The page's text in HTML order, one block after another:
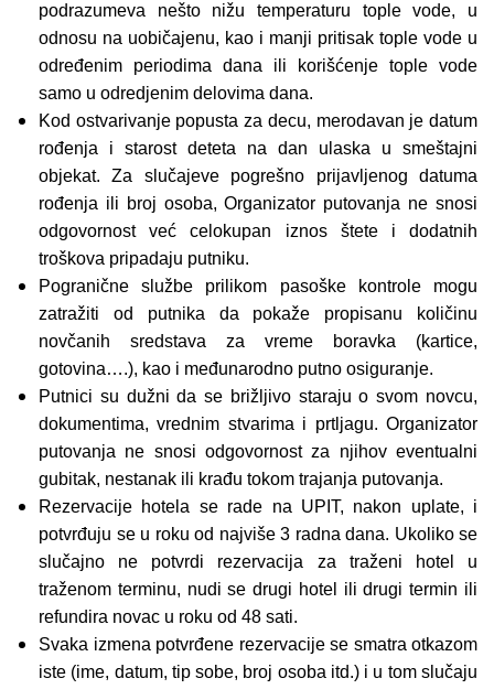
podrazumeva nešto nižu temperaturu tople vode, u
odnosu na uobičajenu, kao i manji pritisak tople vode u
određenim periodima dana ili korišćenje tople vode
samo u odredjenim delovima dana.
Kod ostvarivanje popusta za decu, merodavan je datum
rođenja i starost deteta na dan ulaska u smeštajni
objekat. Za slučajeve pogrešno prijavljenog datuma
rođenja ili broj osoba, Organizator putovanja ne snosi
odgovornost već celokupan iznos štete i dodatnih
troškova pripadaju putniku.
Pogranične službe prilikom pasoške kontrole mogu
zatražiti od putnika da pokaže propisanu količinu
novčanih sredstava za vreme boravka (kartice,
gotovina….), kao i međunarodno putno osiguranje.
Putnici su dužni da se brižljivo staraju o svom novcu,
dokumentima, vrednim stvarima i prtljagu. Organizator
putovanja ne snosi odgovornost za njihov eventualni
gubitak, nestanak ili krađu tokom trajanja putovanja.
Rezervacije hotela se rade na UPIT, nakon uplate, i
potvrđuju se u roku od najviše 3 radna dana. Ukoliko se
slučajno ne potvrdi rezervacija za traženi hotel u
traženom terminu, nudi se drugi hotel ili drugi termin ili
refundira novac u roku od 48 sati.
Svaka izmena potvrđene rezervacije se smatra otkazom
iste (ime, datum, tip sobe, broj osoba itd.) i u tom slučaju